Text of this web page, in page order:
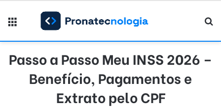
Passo a Passo Meu INSS 2026 –
Benefício, Pagamentos e
Extrato pelo CPF